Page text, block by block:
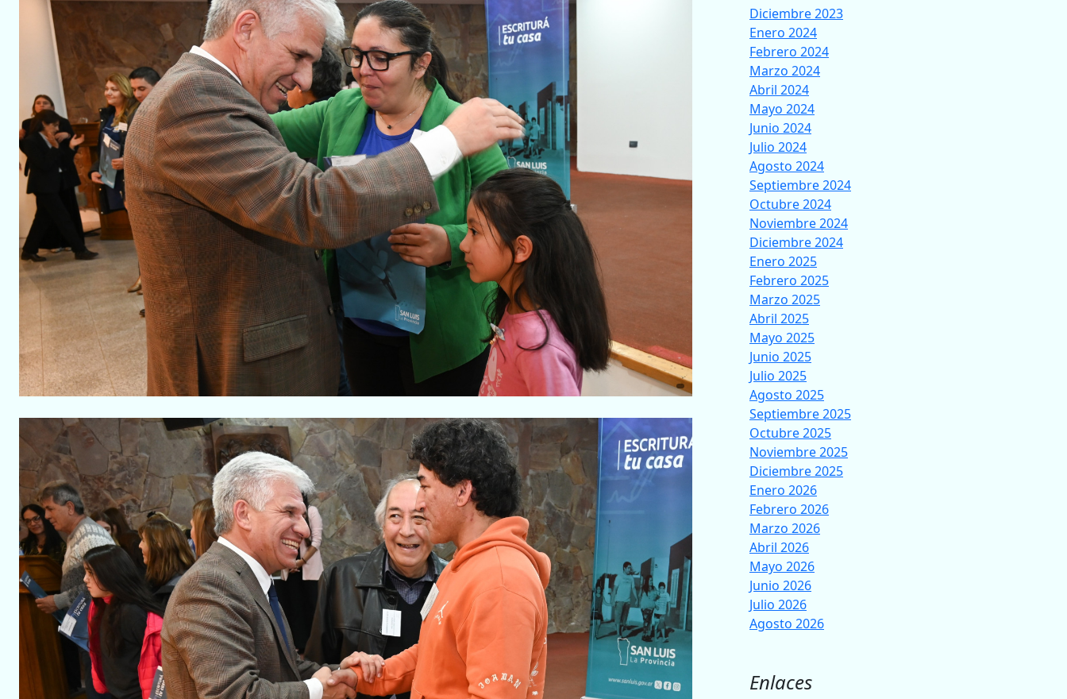
Diciembre 2023
Enero 2024
Febrero 2024
Marzo 2024
Abril 2024
Mayo 2024
Junio 2024
Julio 2024
Agosto 2024
Septiembre 2024
Octubre 2024
Noviembre 2024
Diciembre 2024
Enero 2025
Febrero 2025
Marzo 2025
Abril 2025
Mayo 2025
Junio 2025
Julio 2025
Agosto 2025
Septiembre 2025
Octubre 2025
Noviembre 2025
Diciembre 2025
Enero 2026
Febrero 2026
Marzo 2026
Abril 2026
Mayo 2026
Junio 2026
Julio 2026
Agosto 2026
Enlaces